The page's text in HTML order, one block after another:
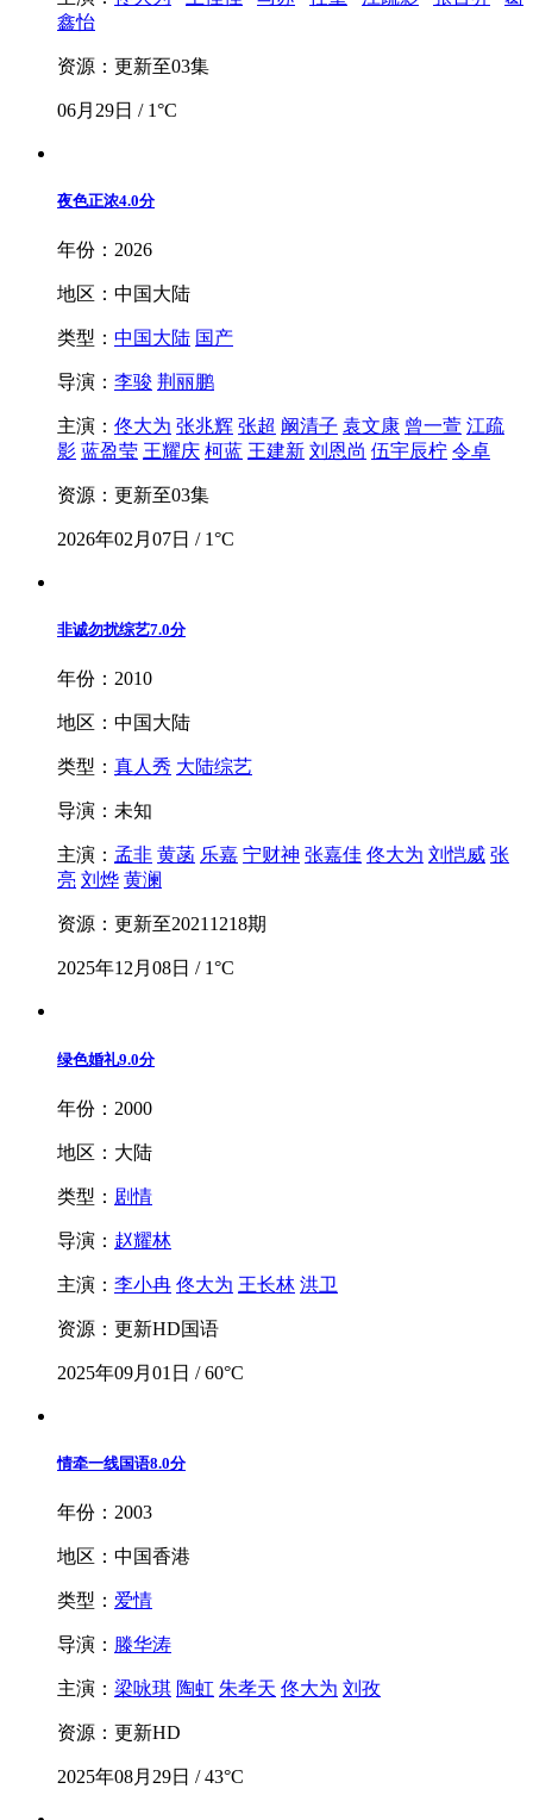
鑫怡
资源：更新至03集
06月29日 / 1°C
夜色正浓4.0分
年份：2026
地区：中国大陆
类型： 中国大陆 国产
导演： 李骏 荆丽鹏
主演： 佟大为 张兆辉 张超 阚清子 袁文康 曾一萱 江疏
影 蓝盈莹 王耀庆 柯蓝 王建新 刘恩尚 伍宇辰柠 令卓
资源：更新至03集
2026年02月07日 / 1°C
非诚勿扰综艺7.0分
年份：2010
地区：中国大陆
类型： 真人秀 大陆综艺
导演：未知
主演： 孟非 黄菡 乐嘉 宁财神 张嘉佳 佟大为 刘恺威 张
亮 刘烨 黄澜
资源：更新至20211218期
2025年12月08日 / 1°C
绿色婚礼9.0分
年份：2000
地区：大陆
类型： 剧情
导演： 赵耀林
主演： 李小冉 佟大为 王长林 洪卫
资源：更新HD国语
2025年09月01日 / 60°C
情牵一线国语8.0分
年份：2003
地区：中国香港
类型： 爱情
导演： 滕华涛
主演： 梁咏琪 陶虹 朱孝天 佟大为 刘孜
资源：更新HD
2025年08月29日 / 43°C